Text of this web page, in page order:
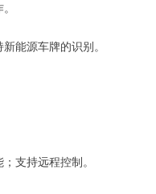
能源车牌的识别。
支持远程控制。